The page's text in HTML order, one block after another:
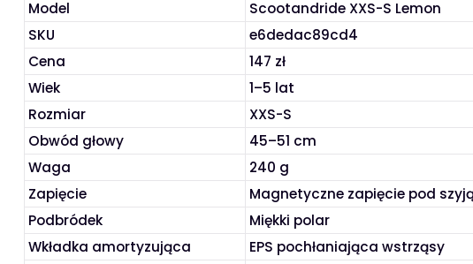
Model
Scootandride XXS-S Lemon
SKU
e6dedac89cd4
Cena
147 zł
Wiek
1–5 lat
Rozmiar
XXS-S
Obwód głowy
45–51 cm
Waga
240 g
Zapięcie
Magnetyczne zapięcie pod
Podbródek
Miękki polar
Wkładka amortyzująca
EPS pochłaniająca wstrząsy